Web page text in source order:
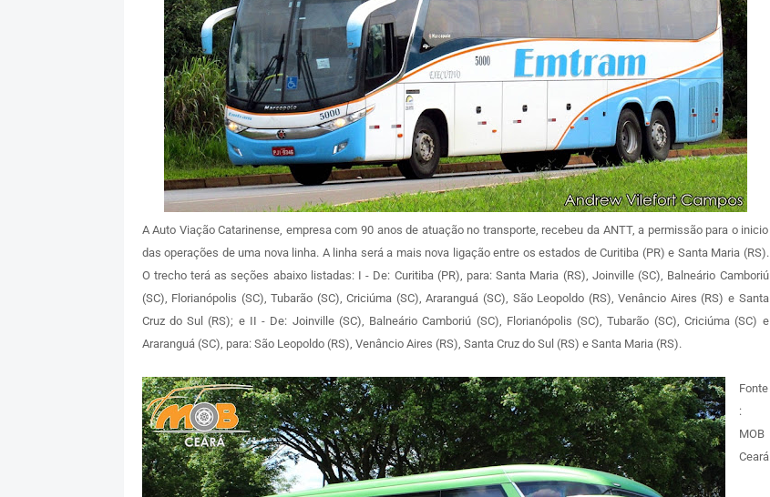
A Auto Viação Catarinense, empresa com 90 anos de atuação no transporte, recebeu da ANTT, a permissão para o inicio
das operações de uma nova linha. A linha será a mais nova ligação entre os estados de Curitiba (PR) e Santa Maria (RS).
O trecho terá as seções abaixo listadas: I - De: Curitiba (PR), para: Santa Maria (RS), Joinville (SC), Balneário Camboriú
(SC), Florianópolis (SC), Tubarão (SC), Criciúma (SC), Araranguá (SC), São Leopoldo (RS), Venâncio Aires (RS) e Santa
Cruz do Sul (RS); e II - De: Joinville (SC), Balneário Camboriú (SC), Florianópolis (SC), Tubarão (SC), Criciúma (SC) e
Araranguá (SC), para: São Leopoldo (RS), Venâncio Aires (RS), Santa Cruz do Sul (RS) e Santa Maria (RS).
Fonte
:
MOB
Ceará